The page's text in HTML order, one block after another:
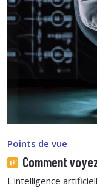
Points de vue
Comment
L'intelligence